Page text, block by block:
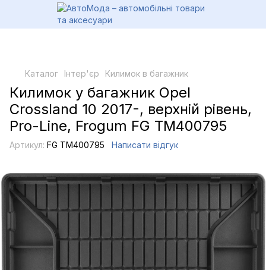
Каталог Інтер'єр Килимок в багажник
Килимок у багажник Opel
Crossland 10 2017-, верхній рівень,
Pro-Line, Frogum FG TM400795
Артикул: FG TM400795 Написати відгук